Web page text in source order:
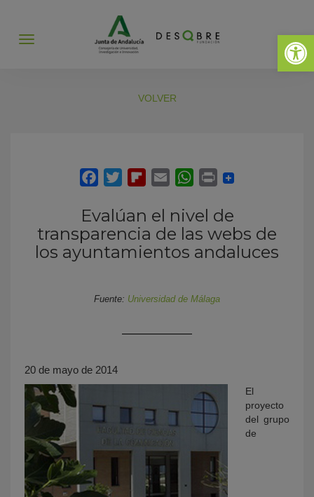
Abrir
Abrir
VOLVER
Evalúan el nivel de
transparencia de las webs de
los ayuntamientos andaluces
Fuente: Universidad de Málaga
20 de mayo de 2014
El
proyecto
del grupo
de